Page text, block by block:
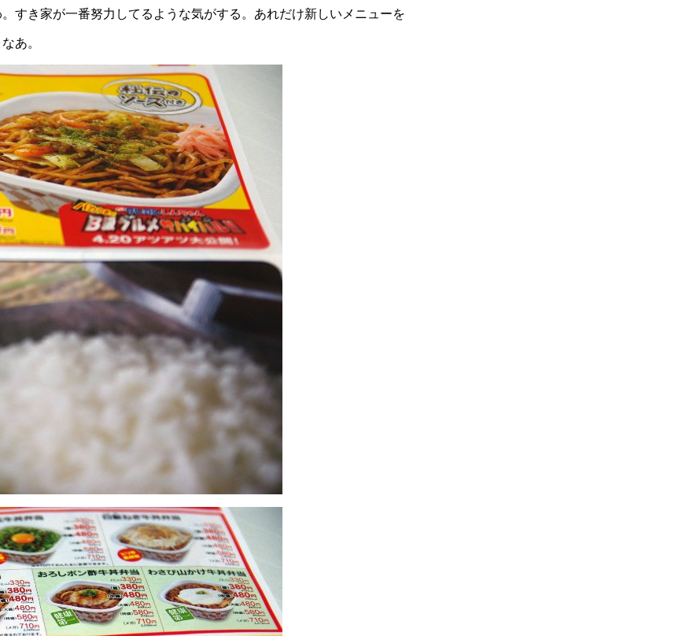
すき家が一番努力してるような気がする。あれだけ新しいメニューを
あ。